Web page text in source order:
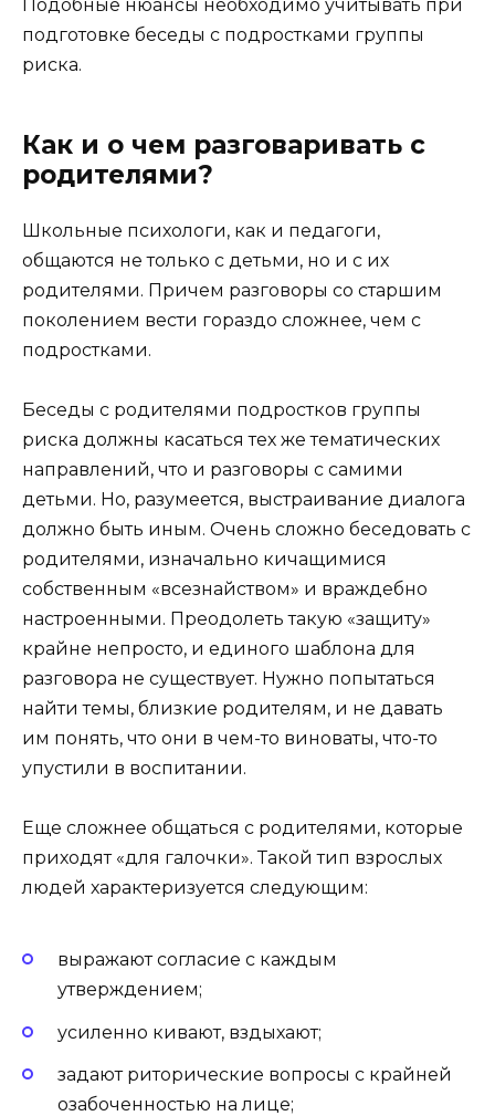
Подобные нюансы необходимо учитывать при
подготовке беседы с подростками группы
риска.
Как и о чем разговаривать с
родителями?
Школьные психологи, как и педагоги,
общаются не только с детьми, но и с их
родителями. Причем разговоры со старшим
поколением вести гораздо сложнее, чем с
подростками.
Беседы с родителями подростков группы
риска должны касаться тех же тематических
направлений, что и разговоры с самими
детьми. Но, разумеется, выстраивание диалога
должно быть иным. Очень сложно беседовать с
родителями, изначально кичащимися
собственным «всезнайством» и враждебно
настроенными. Преодолеть такую «защиту»
крайне непросто, и единого шаблона для
разговора не существует. Нужно попытаться
найти темы, близкие родителям, и не давать
им понять, что они в чем-то виноваты, что-то
упустили в воспитании.
Еще сложнее общаться с родителями, которые
приходят «для галочки». Такой тип взрослых
людей характеризуется следующим:
выражают согласие с каждым
утверждением;
усиленно кивают, вздыхают;
задают риторические вопросы с крайней
озабоченностью на лице;